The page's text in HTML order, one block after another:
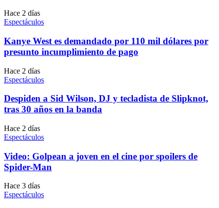
Hace 2 días
Espectáculos
Kanye West es demandado por 110 mil dólares por
presunto incumplimiento de pago
Hace 2 días
Espectáculos
Despiden a Sid Wilson, DJ y tecladista de Slipknot,
tras 30 años en la banda
Hace 2 días
Espectáculos
Video: Golpean a joven en el cine por spoilers de
Spider-Man
Hace 3 días
Espectáculos